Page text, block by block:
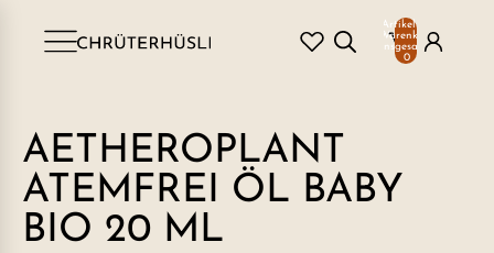
Artikel im
Warenkorb
insgesamt:
0
AETHEROPLANT
ATEMFREI ÖL BABY
BIO 20 ML